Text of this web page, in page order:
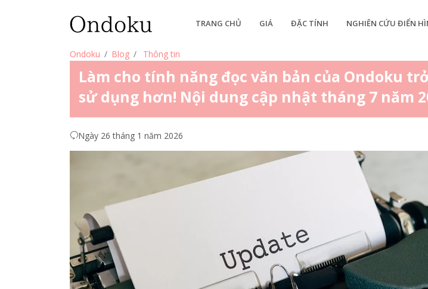
TRANG CHỦ GIÁ ĐẶC TÍNH NGHIÊN CỨU ĐIỂN
Ondoku Blog Thông tin
Làm cho tính năng đọc văn bản của Ondoku
sử dụng hơn! Nội dung cập nhật tháng 7 năm
Ngày 26 tháng 1 năm 2026